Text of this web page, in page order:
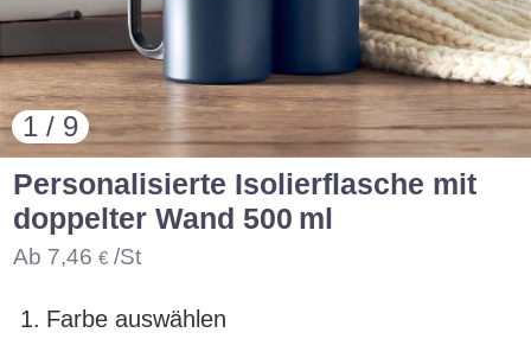
1 / 9
Personalisierte Isolierflasche mit
doppelter Wand 500 ml
Ab 7,46 € /St
1. Farbe auswählen